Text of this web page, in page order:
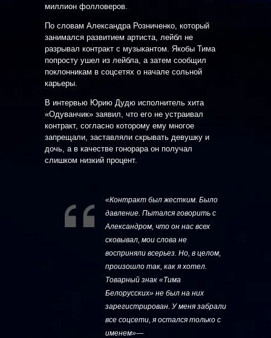
миллион фолловеров.
По словам Александра Розниченко, который
занимался развитием артиста, лейбл не
разрывал контракт с музыкантом. Якобы Тима
попросту ушел из лейбла, а затем сообщил
поклонникам в соцсетях о начале сольной
карьеры.
В интервью Юрию Дудю исполнитель хита
«Одуванчик» заявил, что его не устраивал
контракт, согласно которому ему многое
запрещали, заставляли скрывать девушку и
дочь, а в качестве гонорара он получал
слишком низкий процент.
«Контракт был жестким. Было
давление. Пытался говорить с
Александром, что он нас всех
сковывал, мои слова не
восприняли всерьез. Но, в целом,
произошло так, как я хотел.
Товарный знак «Тима
Белорусских» не был на них
зарегистрирован. У меня забрали
все соцсети, я остался только с
именем»—